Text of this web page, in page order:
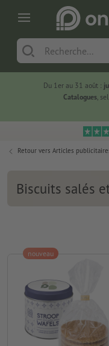
Du 1er au 31 août :
Catalogues,
Retour vers Articles
Biscuits salés
nouveau